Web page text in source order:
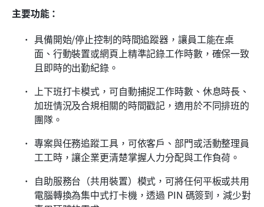
主要功能：
具備開始/停止控制的時間追蹤器，讓員工能在桌
面、行動裝置或網頁上精準記錄工作時數，確保一致
且即時的出勤紀錄。
上下班打卡模式，可自動捕捉工作時數、休息時長、
加班情況及合規相關的時間戳記，適用於不同排班的
團隊。
專案與任務追蹤工具，可依客戶、部門或活動整理員
工工時，讓企業更清楚掌握人力分配與工作負荷。
自助服務台（共用裝置）模式，可將任何平板或共用
電腦轉換為集中式打卡機，透過 PIN 碼簽到，減少對